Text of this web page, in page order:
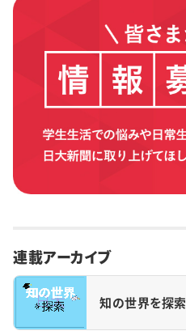
連載アーカイブ
知の世界を探索